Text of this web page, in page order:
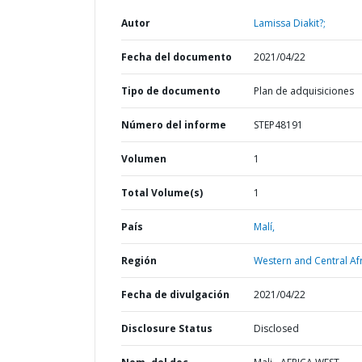
Autor Lamissa Diakit?;
Fecha del documento 2021/04/22
Tipo de documento Plan de adquisiciones
Número del informe STEP48191
Volumen 1
Total Volume(s) 1
País Malí,
Región Western and Central
Fecha de divulgación 2021/04/22
Disclosure Status Disclosed